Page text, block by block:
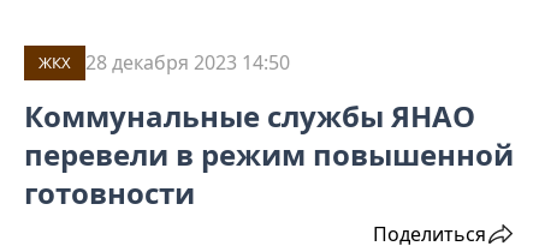
ЖКХ 28 декабря 2023 14:50
Коммунальные службы ЯНАО
перевели в режим повышенной
готовности
Поделиться